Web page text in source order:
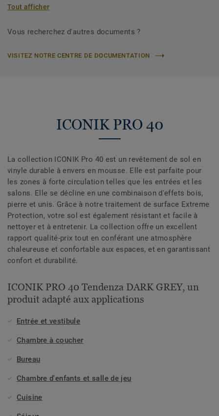
Tout afficher
Vous recherchez d'autres documents ?
VISITEZ NOTRE CENTRE DE DOCUMENTATION
ICONIK PRO 40
La collection ICONIK Pro 40 est un revêtement de sol en
vinyle durable à envers en mousse. Elle est parfaite pour
les zones à forte circulation telles que les entrées et les
salons. Elle se décline en une combinaison d'effets bois,
pierre et unis. Grâce à notre traitement de surface Extreme
Protection, votre sol est également résistant et facile à
nettoyer et à entretenir. La collection offre un excellent
rapport qualité-prix tout en conférant une atmosphère
chaleureuse et confortable aux espaces, et en garantissant
confort et durabilité.
ICONIK PRO 40 Tendenza DARK GREY, un
produit adapté aux applications
Entrée et vestibule
Chambre à coucher
Bureau
Chambre d'enfants et salle de jeu
Cuisine